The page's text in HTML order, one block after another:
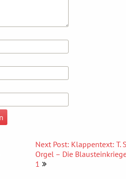
Next Post: Klappentext: T.
Orgel – Die
1